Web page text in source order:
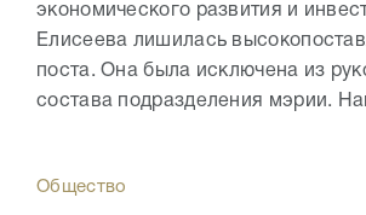
экономического развития и
Елисеева лишилась
поста. Она была исключена из
состава подразделения мэрии.
Общество